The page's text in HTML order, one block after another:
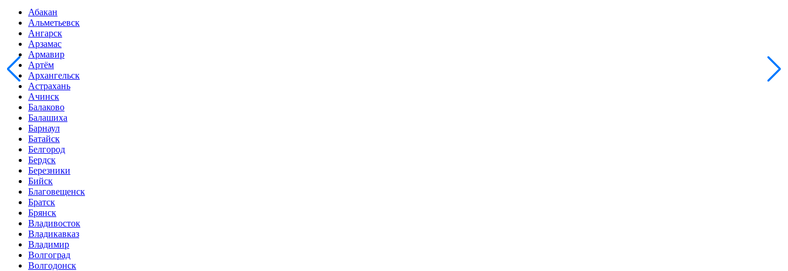
Абакан
Альметьевск
Ангарск
Арзамас
Армавир
Артём
Архангельск
Астрахань
Ачинск
Балаково
Балашиха
Барнаул
Батайск
Белгород
Бердск
Березники
Бийск
Благовещенск
Братск
Брянск
Владивосток
Владикавказ
Владимир
Волгоград
Волгодонск